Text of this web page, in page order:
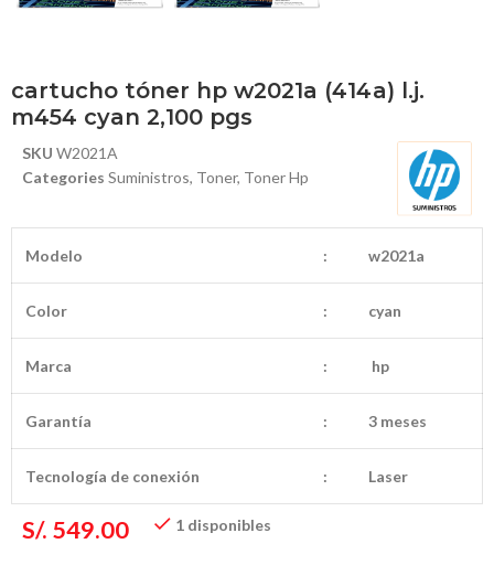
cartucho tóner hp w2021a (414a) l.j.
m454 cyan 2,100 pgs
SKU W2021A
Categories Suministros, Toner, Toner Hp
Modelo : w2021a
Color : cyan
Marca : hp
Garantía : 3 meses
Tecnología de conexión : Laser
S/. 549.00
1 disponibles